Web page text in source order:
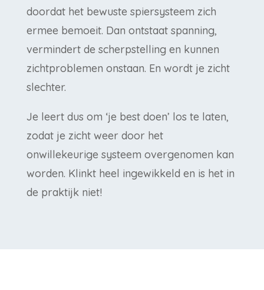
doordat het bewuste spiersysteem zich
ermee bemoeit. Dan ontstaat spanning,
vermindert de scherpstelling en kunnen
zichtproblemen onstaan. En wordt je zicht
slechter.
Je leert dus om ‘je best doen’ los te laten,
zodat je zicht weer door het
onwillekeurige systeem overgenomen kan
worden. Klinkt heel ingewikkeld en is het in
de praktijk niet!